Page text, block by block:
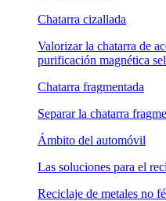
Chatarra cizallada
Valorizar la chatarra de
purificación magnética
Chatarra fragmentada
Separar la chatarra
Ámbito del automóvil
Las soluciones para el
Reciclaje de metales no